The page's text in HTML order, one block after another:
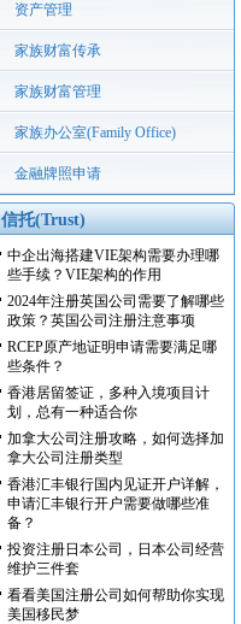
资产管理
家族财富传承
家族财富管理
家族办公室(Family Office)
金融牌照申请
信托(Trust)
中企出海搭建VIE架构需要办理哪
些手续？VIE架构的作用
2024年注册英国公司需要了解哪些
政策？英国公司注册注意事项
RCEP原产地证明申请需要满足哪
些条件？
香港居留签证，多种入境项目计
划，总有一种适合你
加拿大公司注册攻略，如何选择加
拿大公司注册类型
香港汇丰银行国内见证开户详解，
申请汇丰银行开户需要做哪些准
备？
投资注册日本公司，日本公司经营
维护三件套
看看美国注册公司如何帮助你实现
美国移民梦